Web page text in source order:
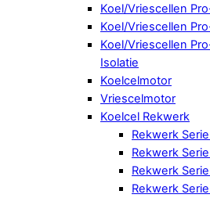
Koel/Vriescellen
Koel/Vriescellen
Koel/Vriescellen
Isolatie
Koelcelmotor
Vriescelmotor
Koelcel Rekwerk
Rekwerk
Rekwerk
Rekwerk
Rekwerk